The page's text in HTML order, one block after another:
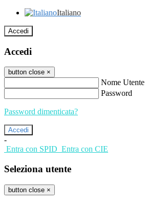
Italiano
Accedi
Accedi
button close ×
Nome Utente
Password
Password dimenticata?
-
Entra con SPID Entra con CIE
Seleziona utente
button close ×